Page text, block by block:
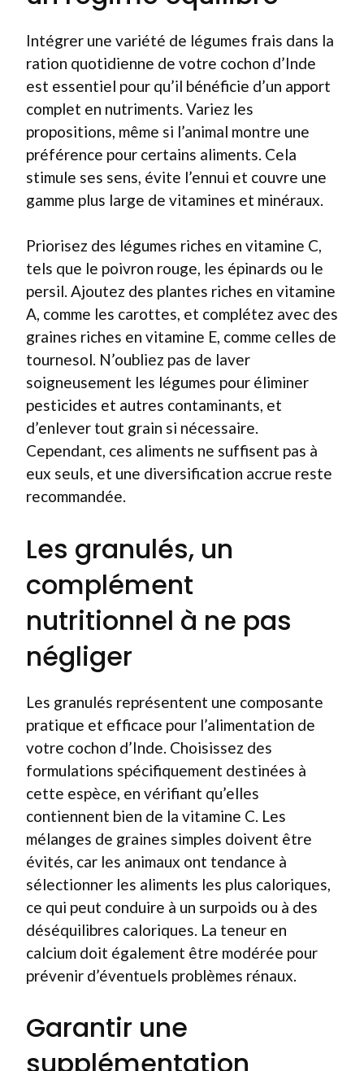
Intégrer une variété de légumes frais dans la
ration quotidienne de votre cochon d’Inde
est essentiel pour qu’il bénéficie d’un apport
complet en nutriments. Variez les
propositions, même si l’animal montre une
préférence pour certains aliments. Cela
stimule ses sens, évite l’ennui et couvre une
gamme plus large de vitamines et minéraux.
Priorisez des légumes riches en vitamine C,
tels que le poivron rouge, les épinards ou le
persil. Ajoutez des plantes riches en vitamine
A, comme les carottes, et complétez avec des
graines riches en vitamine E, comme celles de
tournesol. N’oubliez pas de laver
soigneusement les légumes pour éliminer
pesticides et autres contaminants, et
d’enlever tout grain si nécessaire.
Cependant, ces aliments ne suffisent pas à
eux seuls, et une diversification accrue reste
recommandée.
Les granulés, un
complément
nutritionnel à ne pas
négliger
Les granulés représentent une composante
pratique et efficace pour l’alimentation de
votre cochon d’Inde. Choisissez des
formulations spécifiquement destinées à
cette espèce, en vérifiant qu’elles
contiennent bien de la vitamine C. Les
mélanges de graines simples doivent être
évités, car les animaux ont tendance à
sélectionner les aliments les plus caloriques,
ce qui peut conduire à un surpoids ou à des
déséquilibres caloriques. La teneur en
calcium doit également être modérée pour
prévenir d’éventuels problèmes rénaux.
Garantir une
supplémentation